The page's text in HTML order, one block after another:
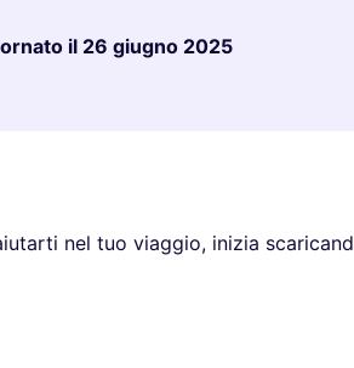
il 26 giugno 2025
nel tuo viaggio, inizia